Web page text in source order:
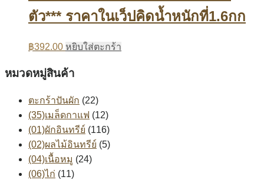
ตัว*** ราคาในเว็ปคิดน้ำหนักที่1.6กก
฿392.00 หยิบใส่ตะกร้า
หมวดหมู่สินค้า
ตะกร้าปันผัก (22)
(35)เมล็ดกาแฟ (12)
(01)ผักอินทรีย์ (116)
(02)ผลไม้อินทรีย์ (5)
(04)เนื้อหมู (24)
(06)ไก่ (11)